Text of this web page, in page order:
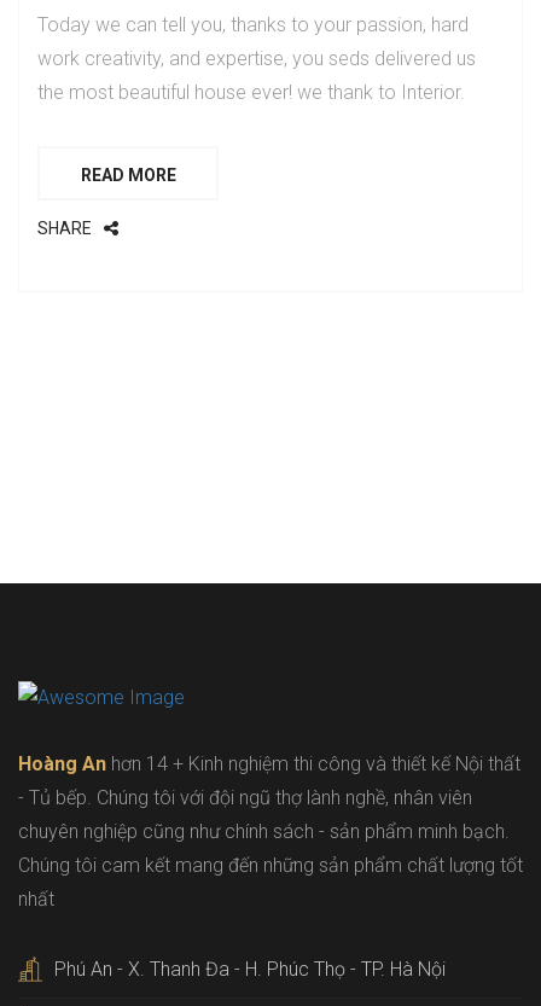
Today we can tell you, thanks to your passion, hard
work creativity, and expertise, you seds delivered us
the most beautiful house ever! we thank to Interior.
READ MORE
SHARE
Hoàng An hơn 14 + Kinh nghiệm thi công và thiết kế Nội thất
- Tủ bếp. Chúng tôi với đội ngũ thợ lành nghề, nhân viên
chuyên nghiệp cũng như chính sách - sản phẩm minh bạch.
Chúng tôi cam kết mang đến những sản phẩm chất lượng tốt
nhất
Phú An - X. Thanh Đa - H. Phúc Thọ - TP. Hà Nội